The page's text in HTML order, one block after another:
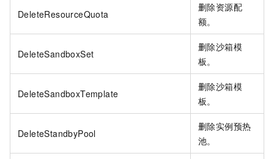
DeleteResourceQuota
删除资源配
额。
DeleteSandboxSet
删除沙箱模
板。
DeleteSandboxTemplate
删除沙箱模
板。
DeleteStandbyPool
删除实例预热
池。